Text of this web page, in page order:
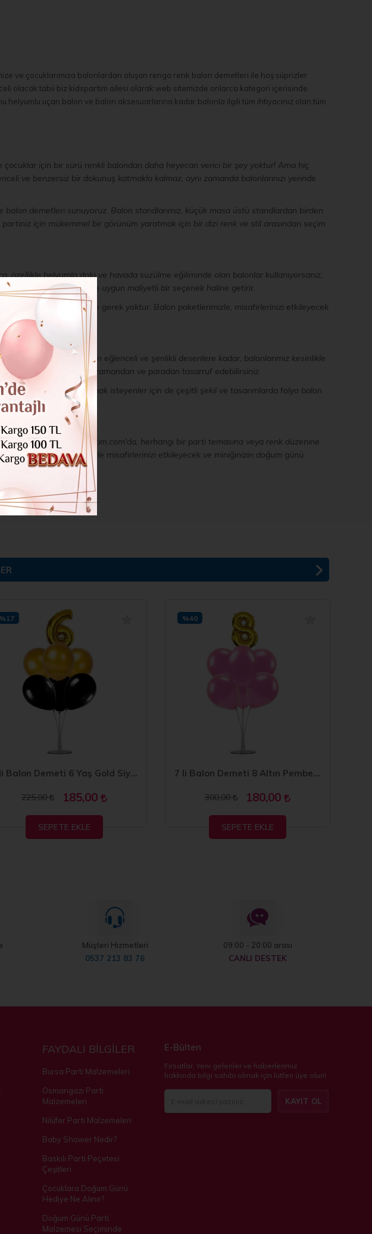
ve çocuklarımıza balonlardan oluşan renga renk balon demetleri ile hoş süprizler
olacak tabii biz kidspartim ailesi olarak web sitemizde onlarca kategori içerisinde
uçan balon ve balon aksesuarlarına kadar balonla ilgili tüm ihtiyacınız olan tüm
çocuklar için bir sürü renkli balondan daha heyecan verici bir şey yoktur! Ama hiç
ve benzersiz bir dokunuş katmakla kalmaz, aynı zamanda balonlarınızı yerinde
demetleri sunuyoruz. Balon standlarımız, küçük masa üstü standlardan birden
için mükemmel bir görünüm yaratmak için bir dizi renk ve stil arasından seçim
özellikle helyumla dolu ve havada süzülme eğiliminde olan balonlar kullanıyorsanız,
bu da onları uzun vadede uygun maliyetli bir seçenek haline getirir.
için endişelenmenize gerek yoktur. Balon paketlerimizle, misafirlerinizi etkileyecek
Klasik düz renklerden eğlenceli ve şenlikli desenlere kadar, balonlarımız kesinlikle
pakette satın alarak zamandan ve paradan tasarruf edebilirsiniz.
lüks bir dokunuş katmak isteyenler için de çeşitli şekil ve tasarımlarda folyo balon
bir yoludur. KidsPartim.com'da, herhangi bir parti temasına veya renk düzenine
kaliteli balonlarımız ile misafirlerinizi etkileyecek ve miniğinizin doğum günü
7 li Balon Demeti 6 Yaş Gold Siyah Balon
225,00 185,00
%17
SEPETE EKLE
7 li Balon Demeti 8 Altın Pembe Balon
300,00 180,00
%40
SEPETE EKLE
Müşteri Hizmetleri
0537 213 83 76
09:00 - 20:00 arası
CANLI DESTEK
E-Bülten
Fırsatlar, Yeni gelenler ve haberlerimiz
hakkında bilgi sahibi olmak için lütfen üye olun!
KAYIT OL
FAYDALI BİLGİLER
Bursa Parti Malzemeleri
Osmangazi Parti
Malzemeleri
Nilüfer Parti Malzemeleri
Baby Shower Nedir?
Baskılı Parti Peçetesi
Çeşitleri
Çocuklara Doğum Günü
Hediye Ne Alınır?
Doğum Günü Parti
Malzemesi Seçiminde